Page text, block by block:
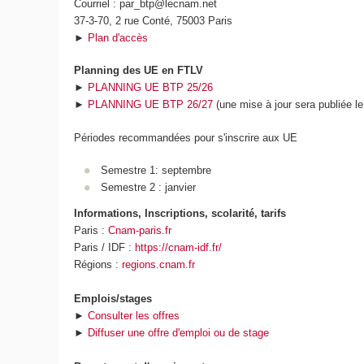
Courriel : par_btp@lecnam.net
37-3-70, 2 rue Conté, 75003 Paris
► Plan d'accès
Planning des UE en FTLV
► PLANNING UE BTP 25/26
► PLANNING UE BTP 26/27 (une mise à jour sera publiée
Périodes recommandées pour s'inscrire aux UE
Semestre 1: septembre
Semestre 2 : janvier
Informations, Inscriptions, scolarité, tarifs
Paris :Cnam-paris.fr
Paris / IDF : https://cnam-idf.fr/
Régions :regions.cnam.fr
Emplois/stages
►Consulter les offres
► Diffuser une offre d'emploi ou de stage